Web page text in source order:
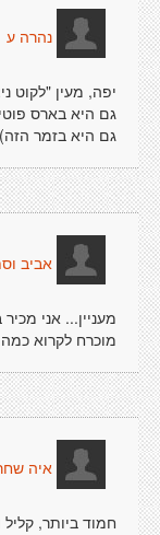
נהרה ע
יפה, מעין "לקוט
גם היא בארס
גם היא בזמר הזה)
אביב
מעניין... אני
מוכרח לקרוא
איה
חמוד ביותר, קליל